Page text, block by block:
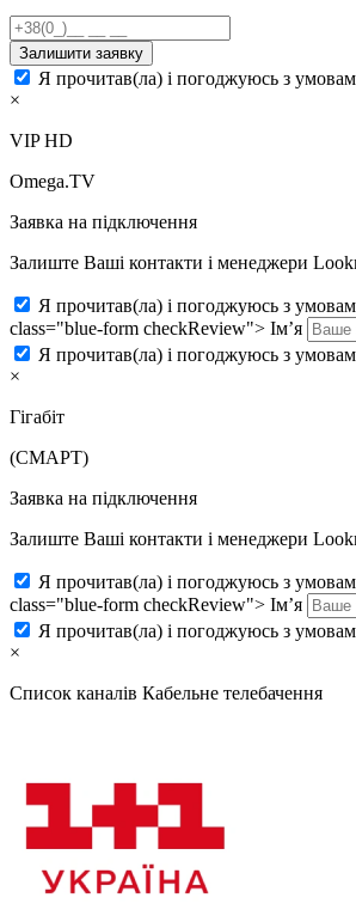
Залишити заявку
Я прочитав(ла) і погоджуюсь з
×
VIP HD
Omega.TV
Заявка на підключення
Залиште Ваші контакти і менеджери
Я прочитав(ла) і погоджуюсь з
class="blue-form checkReview"> Ім’я
Я прочитав(ла) і погоджуюсь з
×
Гігабіт
(СМАРТ)
Заявка на підключення
Залиште Ваші контакти і менеджери
Я прочитав(ла) і погоджуюсь з
class="blue-form checkReview"> Ім’я
Я прочитав(ла) і погоджуюсь з
×
Список каналів Кабельне телебачення